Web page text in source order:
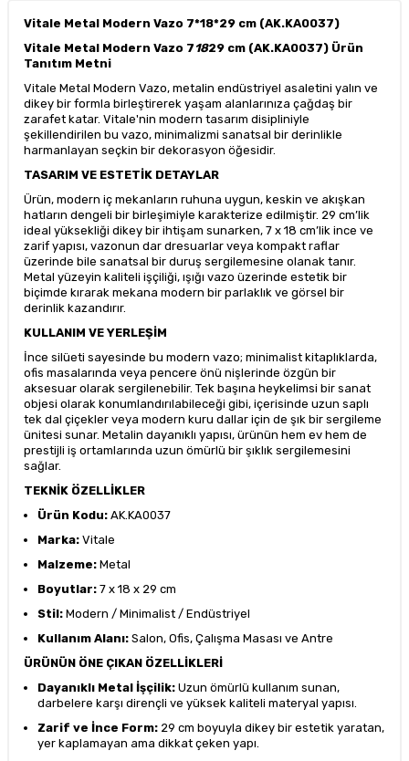
Vitale Metal Modern Vazo 7*18*29 cm (AK.KA0037)
Vitale Metal Modern Vazo 7 1829 cm (AK.KA0037) Ürün
Tanıtım Metni
Vitale Metal Modern Vazo, metalin endüstriyel asaletini yalın ve
dikey bir formla birleştirerek yaşam alanlarınıza çağdaş bir
zarafet katar. Vitale'nin modern tasarım disipliniyle
şekillendirilen bu vazo, minimalizmi sanatsal bir derinlikle
harmanlayan seçkin bir dekorasyon öğesidir.
TASARIM VE ESTETİK DETAYLAR
Ürün, modern iç mekanların ruhuna uygun, keskin ve akışkan
hatların dengeli bir birleşimiyle karakterize edilmiştir. 29 cm’lik
ideal yüksekliği dikey bir ihtişam sunarken, 7 x 18 cm’lik ince ve
zarif yapısı, vazonun dar dresuarlar veya kompakt raflar
üzerinde bile sanatsal bir duruş sergilemesine olanak tanır.
Metal yüzeyin kaliteli işçiliği, ışığı vazo üzerinde estetik bir
biçimde kırarak mekana modern bir parlaklık ve görsel bir
derinlik kazandırır.
KULLANIM VE YERLEŞİM
İnce silüeti sayesinde bu modern vazo; minimalist kitaplıklarda,
ofis masalarında veya pencere önü nişlerinde özgün bir
aksesuar olarak sergilenebilir. Tek başına heykelimsi bir sanat
objesi olarak konumlandırılabileceği gibi, içerisinde uzun saplı
tek dal çiçekler veya modern kuru dallar için de şık bir sergileme
ünitesi sunar. Metalin dayanıklı yapısı, ürünün hem ev hem de
prestijli iş ortamlarında uzun ömürlü bir şıklık sergilemesini
sağlar.
TEKNİK ÖZELLİKLER
Ürün Kodu: AK.KA0037
Marka: Vitale
Malzeme: Metal
Boyutlar: 7 x 18 x 29 cm
Stil: Modern / Minimalist / Endüstriyel
Kullanım Alanı: Salon, Ofis, Çalışma Masası ve Antre
ÜRÜNÜN ÖNE ÇIKAN ÖZELLİKLERİ
Dayanıklı Metal İşçilik: Uzun ömürlü kullanım sunan,
darbelere karşı dirençli ve yüksek kaliteli materyal yapısı.
Zarif ve İnce Form: 29 cm boyuyla dikey bir estetik yaratan,
yer kaplamayan ama dikkat çeken yapı.